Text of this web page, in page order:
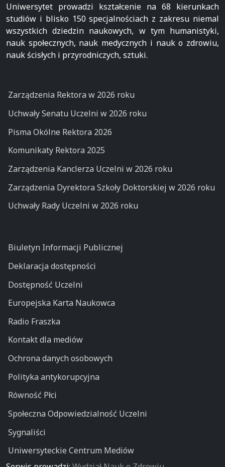
Uniwersytet prowadzi kształcenie na 68 kierunkach
studiów i blisko 150 specjalnościach z zakresu niemal
wszystkich dziedzin naukowych, w tym humanistyki,
nauk społecznych, nauk medycznych i nauk o zdrowiu,
nauk ścisłych i przyrodniczych, sztuki.
Zarządzenia Rektora w 2026 roku
Uchwały Senatu Uczelni w 2026 roku
Pisma Okólne Rektora 2026
Komunikaty Rektora 2025
Zarządzenia Kanclerza Uczelni w 2026 roku
Zarządzenia Dyrektora Szkoły Doktorskiej w 2026 roku
Uchwały Rady Uczelni w 2026 roku
Biuletyn Informacji Publicznej
Deklaracja dostępności
Dostępność Uczelni
Europejska Karta Naukowca
Radio Fraszka
Kontakt dla mediów
Ochrona danych osobowych
Polityka antykorupcyjna
Równość Płci
Społeczna Odpowiedzialność Uczelni
Sygnaliści
Uniwersyteckie Centrum Mediów